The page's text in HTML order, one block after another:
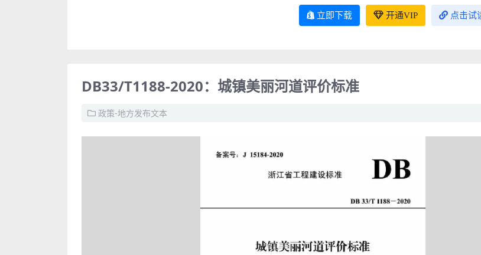
立即下载 开通VIP 点击试
DB33/T1188-2020：城镇美丽河道评价标准
政策-地方发布文本